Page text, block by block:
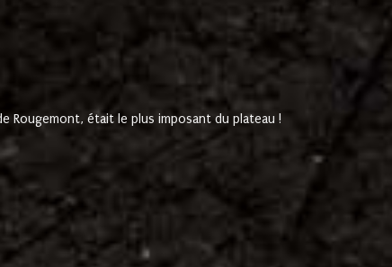
Rougemont, était le plus imposant du plateau !